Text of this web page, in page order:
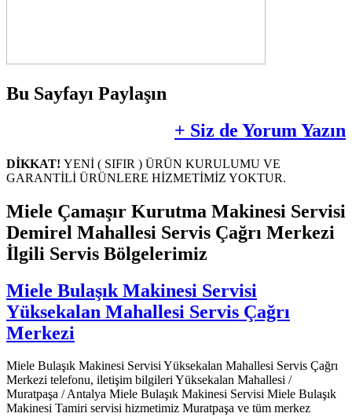
Bu Sayfayı Paylaşın
+ Siz de Yorum Yazın
DİKKAT! YENİ ( SIFIR ) ÜRÜN KURULUMU VE
GARANTİLİ ÜRÜNLERE HİZMETİMİZ YOKTUR.
Miele Çamaşır Kurutma Makinesi Servisi
Demirel Mahallesi Servis Çağrı Merkezi
İlgili Servis Bölgelerimiz
Miele Bulaşık Makinesi Servisi
Yüksekalan Mahallesi Servis Çağrı
Merkezi
Miele Bulaşık Makinesi Servisi Yüksekalan Mahallesi Servis Çağrı
Merkezi telefonu, iletişim bilgileri Yüksekalan Mahallesi /
Muratpaşa / Antalya Miele Bulaşık Makinesi Servisi Miele Bulaşık
Makinesi Tamiri servisi hizmetimiz Muratpaşa ve tüm merkez